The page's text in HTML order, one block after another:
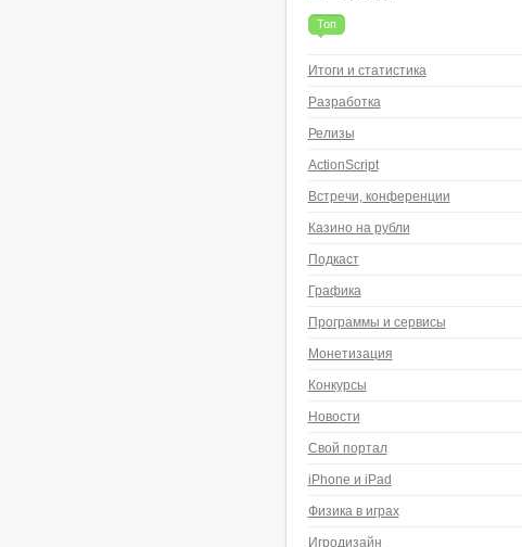
Топ
Итоги и статистика
Разработка
Релизы
ActionScript
Встречи, конференции
Казино на рубли
Подкаст
Графика
Программы и сервисы
Монетизация
Конкурсы
Новости
Свой портал
iPhone и iPad
Физика в играх
Игродизайн